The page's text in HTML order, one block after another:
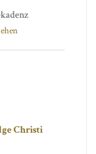
Christi